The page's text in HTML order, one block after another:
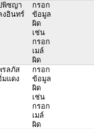
พิชญา
งอินทร์
กรอก
ข้อมูล
ผิด
เช่น
กรอก
เมล์
ผิด
รลภัส
มแดง
กรอก
ข้อมูล
ผิด
เช่น
กรอก
เมล์
ผิด